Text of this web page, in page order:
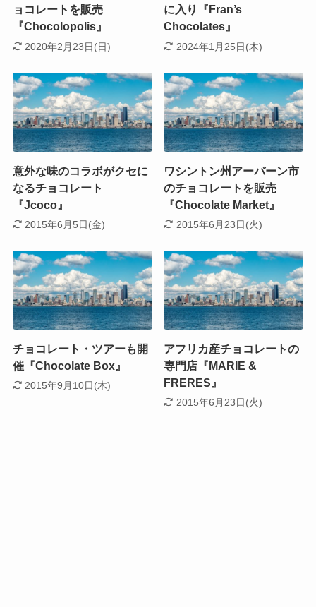
ョコレートを販売
『Chocolopolis』
2020年2月23日(日)
に入り『Fran’s
Chocolates』
2024年1月25日(木)
意外な味のコラボがクセに
なるチョコレート
『Jcoco』
2015年6月5日(金)
ワシントン州アーバーン市
のチョコレートを販売
『Chocolate Market』
2015年6月23日(火)
チョコレート・ツアーも開
催『Chocolate Box』
2015年9月10日(木)
アフリカ産チョコレートの
専門店『MARIE &
FRERES』
2015年6月23日(火)